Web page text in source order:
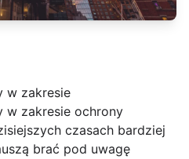
w zakresie
w zakresie ochrony
czasach bardziej
brać pod uwagę